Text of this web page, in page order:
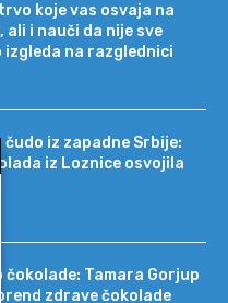
koje vas osvaja na
ali i nauči da nije sve
izgleda na razglednici
čudo iz zapadne Srbije:
iz Loznice osvojila
čokolade: Tamara Gorjup
zdrave čokolade